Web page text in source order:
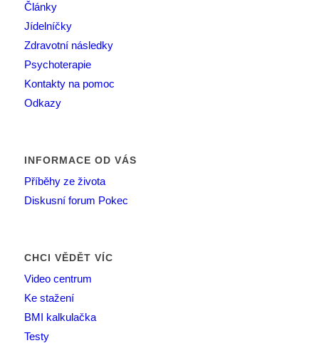
Články
Jídelníčky
Zdravotní následky
Psychoterapie
Kontakty na pomoc
Odkazy
INFORMACE OD VÁS
Příběhy ze života
Diskusní forum Pokec
CHCI VĚDĚT VÍC
Video centrum
Ke stažení
BMI kalkulačka
Testy